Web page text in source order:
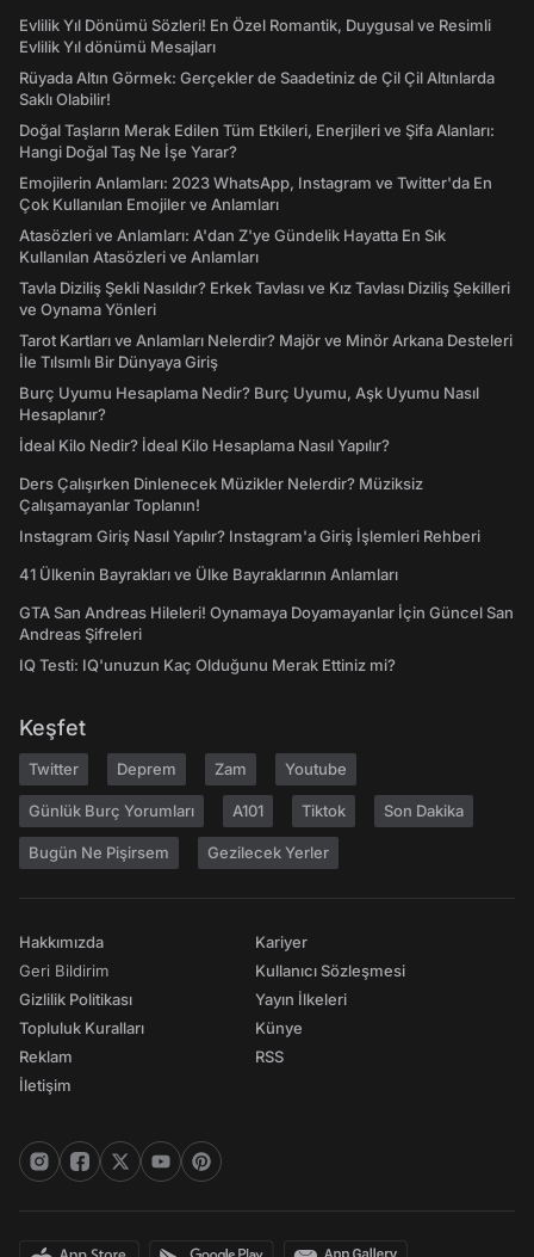
Evlilik Yıl Dönümü Sözleri! En Özel Romantik, Duygusal ve Resimli
Evlilik Yıl dönümü Mesajları
Rüyada Altın Görmek: Gerçekler de Saadetiniz de Çil Çil Altınlarda
Saklı Olabilir!
Doğal Taşların Merak Edilen Tüm Etkileri, Enerjileri ve Şifa Alanları:
Hangi Doğal Taş Ne İşe Yarar?
Emojilerin Anlamları: 2023 WhatsApp, Instagram ve Twitter'da En
Çok Kullanılan Emojiler ve Anlamları
Atasözleri ve Anlamları: A'dan Z'ye Gündelik Hayatta En Sık
Kullanılan Atasözleri ve Anlamları
Tavla Diziliş Şekli Nasıldır? Erkek Tavlası ve Kız Tavlası Diziliş Şekilleri
ve Oynama Yönleri
Tarot Kartları ve Anlamları Nelerdir? Majör ve Minör Arkana Desteleri
İle Tılsımlı Bir Dünyaya Giriş
Burç Uyumu Hesaplama Nedir? Burç Uyumu, Aşk Uyumu Nasıl
Hesaplanır?
İdeal Kilo Nedir? İdeal Kilo Hesaplama Nasıl Yapılır?
Ders Çalışırken Dinlenecek Müzikler Nelerdir? Müziksiz
Çalışamayanlar Toplanın!
Instagram Giriş Nasıl Yapılır? Instagram'a Giriş İşlemleri Rehberi
41 Ülkenin Bayrakları ve Ülke Bayraklarının Anlamları
GTA San Andreas Hileleri! Oynamaya Doyamayanlar İçin Güncel San
Andreas Şifreleri
IQ Testi: IQ'unuzun Kaç Olduğunu Merak Ettiniz mi?
Keşfet
Twitter Deprem Zam Youtube
Günlük Burç Yorumları A101 Tiktok Son Dakika
Bugün Ne Pişirsem Gezilecek Yerler
Hakkımızda
Geri Bildirim
Gizlilik Politikası
Topluluk Kuralları
Reklam
İletişim
Kariyer
Kullanıcı Sözleşmesi
Yayın İlkeleri
Künye
RSS